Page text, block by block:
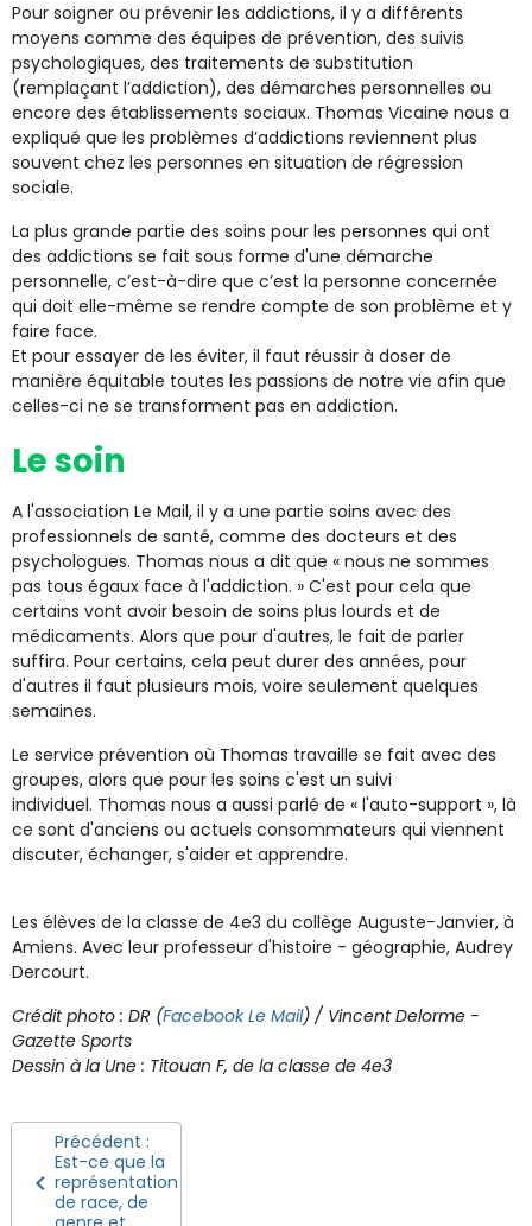
Pour soigner ou prévenir les addictions, il y a différents
moyens comme des équipes de prévention, des suivis
psychologiques, des traitements de substitution
(remplaçant l’addiction), des démarches personnelles ou
encore des établissements sociaux. Thomas Vicaine nous a
expliqué que les problèmes d’addictions reviennent plus
souvent chez les personnes en situation de régression
sociale.
La plus grande partie des soins pour les personnes qui ont
des addictions se fait sous forme d'une démarche
personnelle, c’est-à-dire que c’est la personne concernée
qui doit elle-même se rendre compte de son problème et y
faire face.
Et pour essayer de les éviter, il faut réussir à doser de
manière équitable toutes les passions de notre vie afin que
celles-ci ne se transforment pas en addiction.
Le soin
A l'association Le Mail, il y a une partie soins avec des
professionnels de santé, comme des docteurs et des
psychologues. Thomas nous a dit que « nous ne sommes
pas tous égaux face à l'addiction. » C'est pour cela que
certains vont avoir besoin de soins plus lourds et de
médicaments. Alors que pour d'autres, le fait de parler
suffira. Pour certains, cela peut durer des années, pour
d'autres il faut plusieurs mois, voire seulement quelques
semaines.
Le service prévention où Thomas travaille se fait avec des
groupes, alors que pour les soins c'est un suivi
individuel. Thomas nous a aussi parlé de « l'auto-support », là
ce sont d'anciens ou actuels consommateurs qui viennent
discuter, échanger, s'aider et apprendre.
Les élèves de la classe de 4e3 du collège Auguste-Janvier, à
Amiens. Avec leur professeur d'histoire - géographie, Audrey
Dercourt.
Crédit photo : DR (Facebook Le Mail) / Vincent Delorme -
Gazette Sports
Dessin à la Une : Titouan F, de la classe de 4e3
Précédent :
Est-ce que la
représentation
de race, de